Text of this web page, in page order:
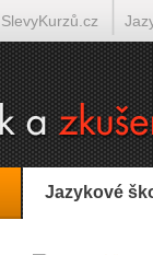
Jazykové
SlevyKurzů.cz
Tlumočení-